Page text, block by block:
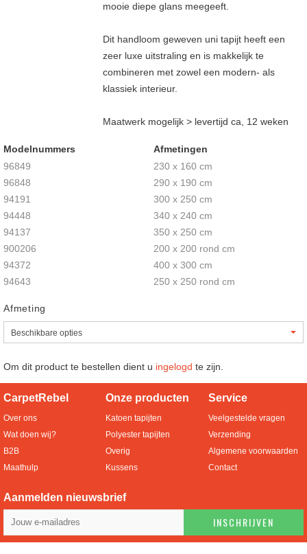
mooie diepe glans meegeeft.
Dit handloom geweven uni tapijt heeft een
zeer luxe uitstraling en is makkelijk te
combineren met zowel een modern- als
klassiek interieur.
Maatwerk mogelijk > levertijd ca, 12 weken
Modelnummers
Afmetingen
96849
96848
94191
94448
94137
900206
94372
94643
230 x 160 cm
290 x 190 cm
300 x 250 cm
340 x 240 cm
350 x 250 cm
200 x 200 rond cm
400 x 300 cm
250 x 250 rond cm
Afmeting
Om dit product te bestellen dient u ingelogd te zijn.
CarpetRebel
Over ons
Wat doen wij?
B2B
Maathulp
Onze producten
Katoen tapijten
Polyester tapijten
Overig
Kussens
Service
Veelgestelde vragen
Verzending
Algemene voorwaarden
Contact
Aanmelden nieuwsbrief
INSCHRIJVEN